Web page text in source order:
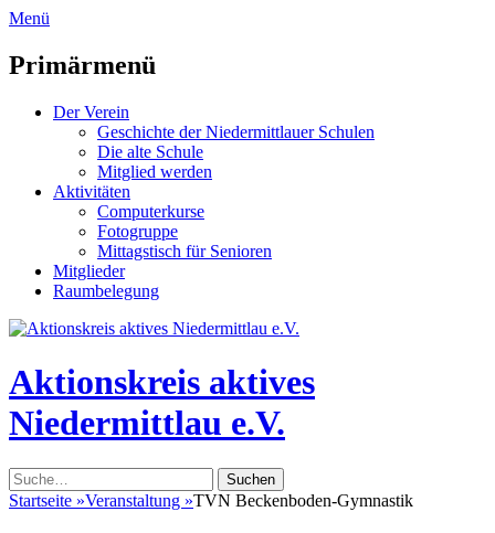
zum
überspringen
Menü
Primärmenü
Der Verein
Geschichte der Niedermittlauer Schulen
Die alte Schule
Mitglied werden
Aktivitäten
Computerkurse
Fotogruppe
Mittagstisch für Senioren
Mitglieder
Raumbelegung
Header
Aktionskreis aktives
Niedermittlau e.V.
Suche
nach:
Startseite »Veranstaltung »TVN Beckenboden-Gymnastik